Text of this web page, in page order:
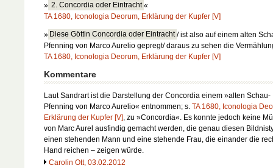
» 2. Concordia oder Eintracht«
TA 1680, Iconologia Deorum, Erklärung der Kupfer [V]
» Diese Göttin Concordia oder Eintracht/ ist also auf einem alten
Pfenning von Marco Aurelio gepregt/ daraus zu sehen die
TA 1680, Iconologia Deorum, Erklärung der Kupfer [V]
Kommentare
Laut Sandrart ist die Darstellung der Concordia einem »alten Schau-
Pfenning von Marco Aurelio« entnommen; s. TA 1680, Iconologia
Erklärung der Kupfer [V], zu »Concordia«. Es konnte jedoch keine
von Marc Aurel ausfindig gemacht werden, die genau diesen
einen stehenden Mann und eine stehende Frau, die einander die
Hand reichen – zeigen würde.
Carolin Ott, 03.02.2012